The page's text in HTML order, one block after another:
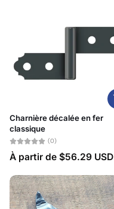
Charnière décalée en fer
classique
(0)
À partir de $56.29 USD